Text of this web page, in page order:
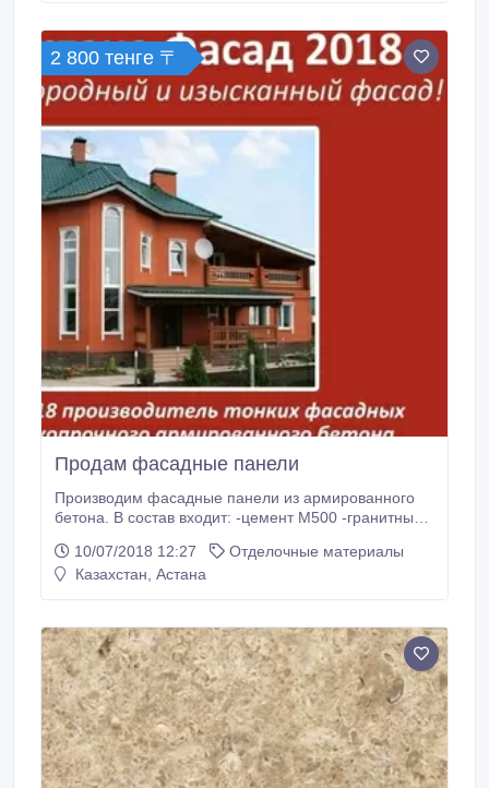
2 800 тенге 〒
Продам фасадные панели
Производим фасадные панели из армированного
бетона. В состав входит: -цемент М500 -гранитный
качество. Приемлемые цены. Срок службы 50 лет..
10/07/2018 12:27
Отделочные материалы
Казахстан, Астана